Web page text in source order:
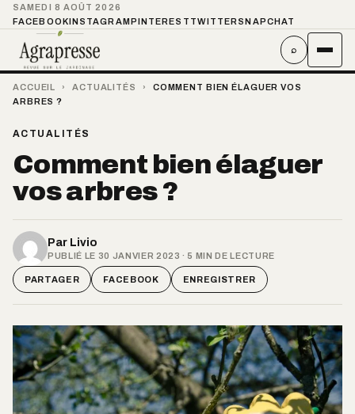
SAMEDI 8 AOÛT 2026
FACEBOOKINSTAGRAMPINTEREST TWITTER SNAPCHAT
⌕
ACCUEIL › ACTUALITÉS ›
COMMENT BIEN ÉLAGUER VOS
ARBRES ?
ACTUALITÉS
Comment bien élaguer
vos arbres ?
Par Livio
PUBLIÉ LE 30 JANVIER 2023 · 5 MIN DE LECTURE
PARTAGER FACEBOOK ENREGISTRER